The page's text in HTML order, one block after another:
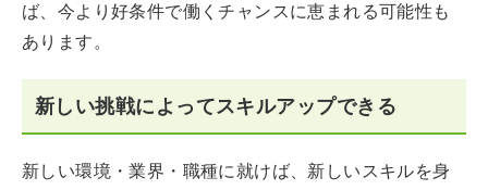
ば、今より好条件で働くチャンスに恵まれる可能性も
あります。
新しい挑戦によってスキルアップできる
新しい環境・業界・職種に就けば、新しいスキルを身